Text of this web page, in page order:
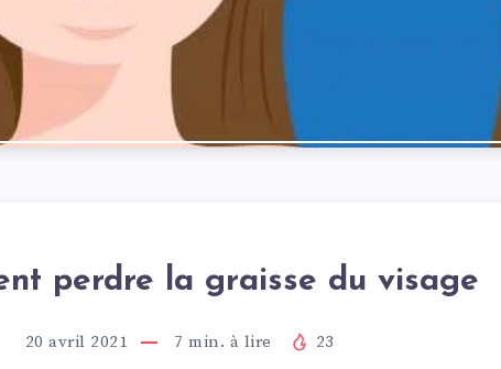
perdre la graisse du visage
20 avril 2021 7 min. à lire 23